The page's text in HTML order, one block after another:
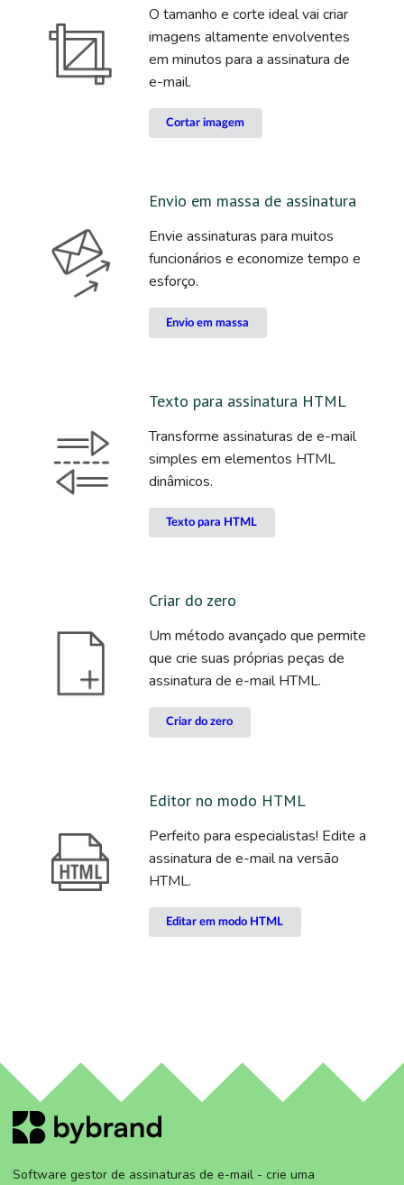
O tamanho e corte ideal vai criar
imagens altamente envolventes
em minutos para a assinatura de
e-mail.
Cortar imagem
Envio em massa de assinatura
Envie assinaturas para muitos
funcionários e economize tempo e
esforço.
Envio em massa
Texto para assinatura HTML
Transforme assinaturas de e-mail
simples em elementos HTML
dinâmicos.
Texto para HTML
Criar do zero
Um método avançado que permite
que crie suas próprias peças de
assinatura de e-mail HTML.
Criar do zero
Editor no modo HTML
Perfeito para especialistas! Edite a
assinatura de e-mail na versão
HTML.
Editar em modo HTML
Software gestor de assinaturas de e-mail - crie uma